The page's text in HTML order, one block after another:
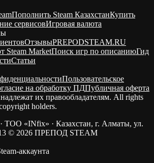
Пополнить Steam КазахстанКупить
сервисовИгровая валюта
ОтзывыPREPODSTEAM.RU
Steam MarketПоиск игр по описаниюГид
Статьи
Пользовательское
на обработку ПДПубличная оферта
их правообладателям. All rights
holders.
ТОО «INfix» · Казахстан, г. Алматы, ул.
© 2026 ПРЕПОД STEAM
аккаунта